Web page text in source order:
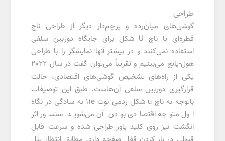
طراحی
گوشی‌های میان‌رده و پرچم‌دار دیگر از طراحی ناچ
قطره‌ای یا ناچ U شکل برای جایگاه دوربین سلفی
استفاده نمی‌کنند و در بیشتر آنها نمایشگر را با طراحی
هول-پانچ می‌بینیم و تقریباً می‌توان گفت در سال 2022
یکی از راه‌های تشخیص گوشی‌های اقتصادی، حالت
قرارگیری دوربین سلفی آن‌هاست. طبق این توصیفات
باتوجه به ناچ u شکل ردمی نوت 11e به سادگی در نگاه
اول متوجه اقتصادی بودن آن می‌شوید. سنسور اثر
انگشت نیز روی کلید پاور طراحی شده و سرعت قابل